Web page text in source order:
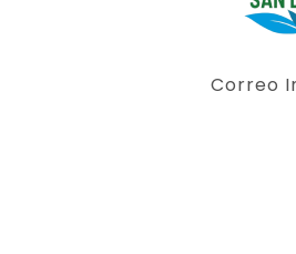
Correo